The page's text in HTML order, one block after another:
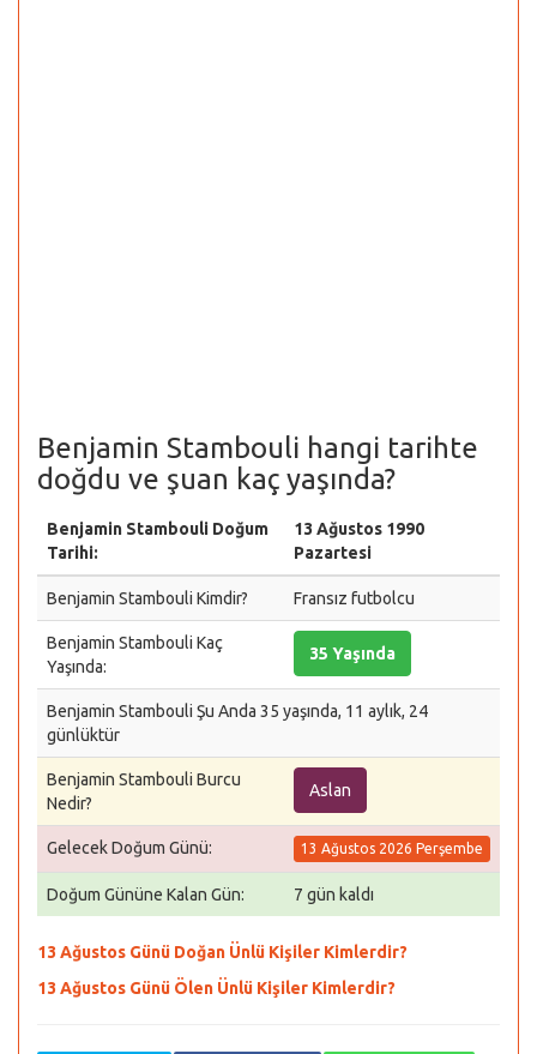
Benjamin Stambouli hangi tarihte
doğdu ve şuan kaç yaşında?
Benjamin Stambouli Doğum
Tarihi:
13 Ağustos 1990
Pazartesi
Benjamin Stambouli Kimdir? Fransız futbolcu
Benjamin Stambouli Kaç
Yaşında:
35 Yaşında
Benjamin Stambouli Şu Anda 35 yaşında, 11 aylık, 24
günlüktür
Benjamin Stambouli Burcu
Nedir?
Aslan
Gelecek Doğum Günü: 13 Ağustos 2026 Perşembe
Doğum Gününe Kalan Gün: 7 gün kaldı
13 Ağustos Günü Doğan Ünlü Kişiler Kimlerdir?
13 Ağustos Günü Ölen Ünlü Kişiler Kimlerdir?